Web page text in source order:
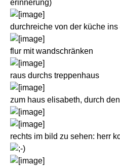
erinnerung)
durchreiche von der küche ins
flur mit wandschränken
raus durchs treppenhaus
zum haus elisabeth, durch
rechts im bild zu sehen: herr